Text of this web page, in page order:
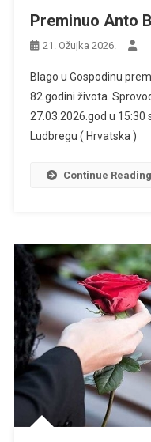
Preminuo Anto
21. Ožujka 2026.
Blago u Gospodinu
82.godini života.
27.03.2026.god u
Ludbregu ( Hrvatska )
Continue Reading